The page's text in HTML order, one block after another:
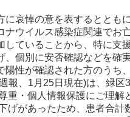
に哀悼の意を表するととも
ナウイルス感染症関連でお
していることから、特に支
個別に安否確認などを確
陽性が確認された方のうち
報、1月25日現在)は、緑
重・個人情報保護にご理解
げがあったため、患者合計